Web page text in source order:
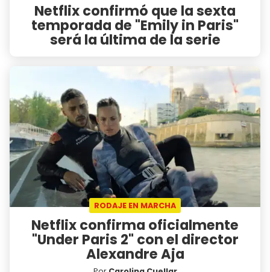
Netflix confirmó que la sexta
temporada de "Emily in Paris"
será la última de la serie
RODAJE EN MARCHA
Netflix confirma oficialmente
"Under Paris 2" con el director
Alexandre Aja